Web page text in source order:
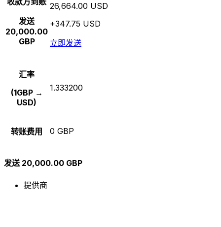
发送
20,000.00
GBP
26,664.00 USD
+347.75 USD
立即发送
汇率
(1GBP →
USD)
1.333200
转账费用 0 GBP
发送 20,000.00 GBP
提供商